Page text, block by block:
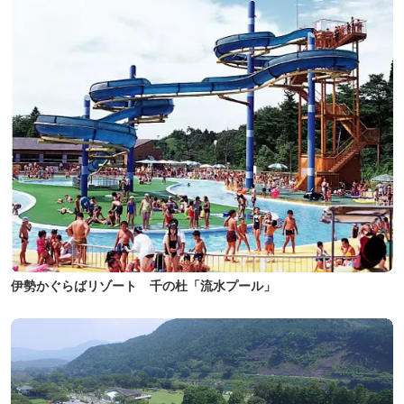
伊勢かぐらばリゾート 千の杜「流水プール」